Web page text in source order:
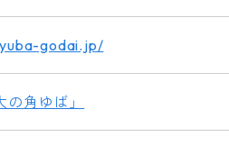
godai.jp/
の角ゆば」